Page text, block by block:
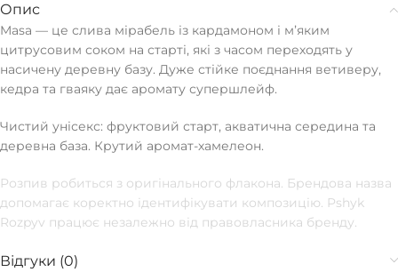
Опис
Masa — це слива мірабель із кардамоном і мʼяким
цитрусовим соком на старті, які з часом переходять у
насичену деревну базу. Дуже стійке поєднання ветиверу,
кедра та гваяку дає аромату супершлейф.
Чистий унісекс: фруктовий старт, акватична середина та
деревна база. Крутий аромат-хамелеон.
Розпив робиться з оригінального флакона. Брендова назва
допомагає коректно ідентифікувати композицію. Pshyk
Rozpyv працює незалежно від правовласника бренду.
Відгуки (0)